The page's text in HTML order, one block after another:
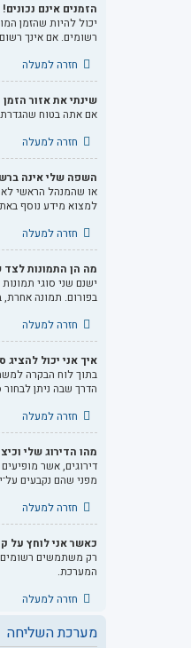
הזמנים אינם נכונים!
יכול להיות שהזמן
רשומים. אם אינך
חזרה למעלה
שינתי את אזור
אם אתה בטוח שהגדרת
חזרה למעלה
השפה שלי אינה
או שהמנהל הראשי
למצוא מידע נוסף
חזרה למעלה
מה הן התמונות
ישנם שני סוגי
בפורום. תמונה
חזרה למעלה
איך אני יכול להציג
הדרך שבה ניתן
חזרה למעלה
מהו הדירוג שלי
דירוגים, אשר
מפני שהם נקבעים
חזרה למעלה
כאשר אני לוחץ על
רק משתמשים רשומים
המערכת.
חזרה למעלה
מערכת השליחה